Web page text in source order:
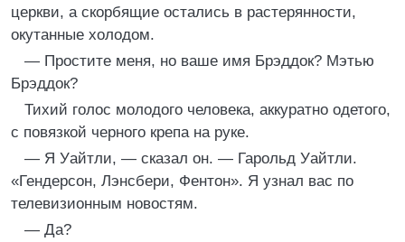
церкви, а скорбящие остались в растерянности,
окутанные холодом.
— Простите меня, но ваше имя Брэддок? Мэтью
Брэддок?
Тихий голос молодого человека, аккуратно одетого,
с повязкой черного крепа на руке.
— Я Уайтли, — сказал он. — Гарольд Уайтли.
«Гендерсон, Лэнсбери, Фентон». Я узнал вас по
телевизионным новостям.
— Да?